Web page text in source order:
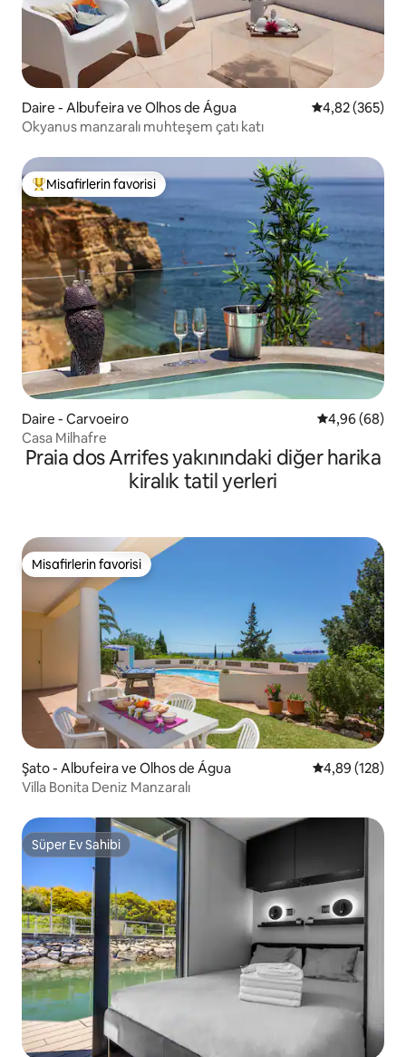
Daire - Albufeira ve Olhos de Água 5 üzerinden
4,82 (365)
Okyanus manzaralı muhteşem çatı katı
Misafirlerin favorilerinden en beğenilenler arasında
Misafirlerin favorisi
Daire - Carvoeiro 5 üzerinden
4,96 (68)
Casa Milhafre
Praia dos Arrifes yakınındaki diğer harika
kiralık tatil yerleri
Misafirlerin favorisi
Misafirlerin favorisi
Şato - Albufeira ve Olhos de Água 5 üzerinden
4,89 (128)
Villa Bonita Deniz Manzaralı
Süper Ev Sahibi
Süper Ev Sahibi